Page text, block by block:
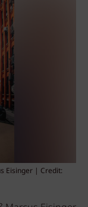
Eisinger | Credit: